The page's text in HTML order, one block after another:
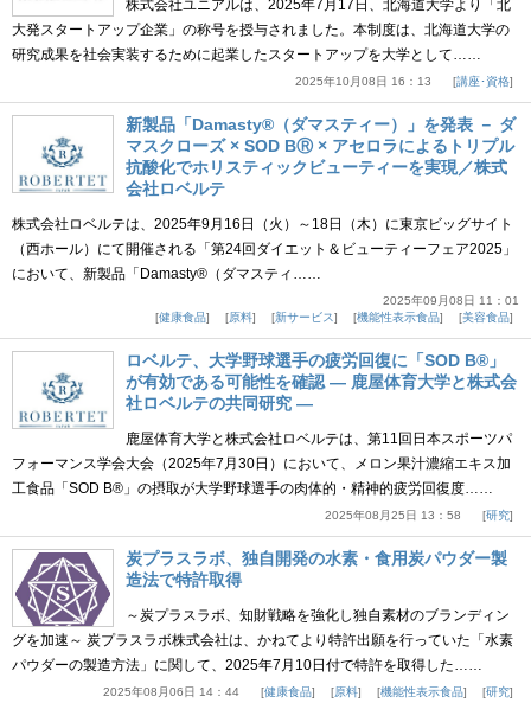
株式会社ユニアルは、2025年7月17日、北海道大学より「北
大発スタートアップ企業」の称号を授与されました。本制度は、北海道大学の
研究成果を社会実装するために起業したスタートアップを大学として……
2025年10月08日 16：13 講座･資格
新製品「Damasty®（ダマスティー）」を発表 － ダ
マスクローズ × SOD BⓇ × アセロラによるトリプル
抗酸化でホリスティックビューティーを実現／株式
会社ロベルテ
株式会社ロベルテは、2025年9月16日（火）～18日（木）に東京ビッグサイト
（西ホール）にて開催される「第24回ダイエット＆ビューティーフェア2025」
において、新製品「Damasty®（ダマスティ……
2025年09月08日 11：01
健康食品
原料 新サービス 機能性表示食品 美容食品
ロベルテ、大学野球選手の疲労回復に「SOD B®」
が有効である可能性を確認 ― 鹿屋体育大学と株式会
社ロベルテの共同研究 ―
鹿屋体育大学と株式会社ロベルテは、第11回日本スポーツパ
フォーマンス学会大会（2025年7月30日）において、メロン果汁濃縮エキス加
工食品「SOD B®」の摂取が大学野球選手の肉体的・精神的疲労回復度……
2025年08月25日 13：58 研究
炭プラスラボ、独自開発の水素・食用炭パウダー製
造法で特許取得
～炭プラスラボ、知財戦略を強化し独自素材のブランディン
グを加速～ 炭プラスラボ株式会社は、かねてより特許出願を行っていた「水素
パウダーの製造方法」に関して、2025年7月10日付で特許を取得した……
2025年08月06日 14：44 健康食品 原料 機能性表示食品 研究